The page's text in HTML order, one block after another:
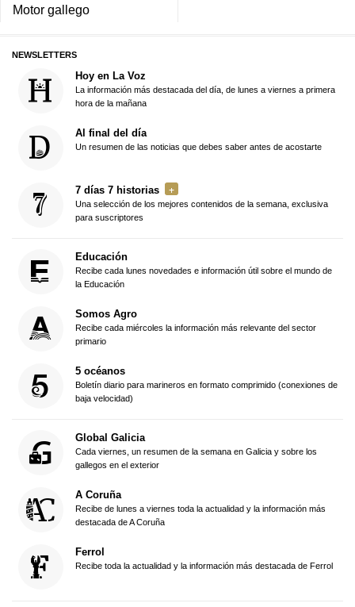
Motor gallego
NEWSLETTERS
Hoy en La Voz
La información más destacada del día, de lunes a viernes a primera
hora de la mañana
Al final del día
Un resumen de las noticias que debes saber antes de acostarte
7 días 7 historias
Una selección de los mejores contenidos de la semana, exclusiva
para suscriptores
Educación
Recibe cada lunes novedades e información útil sobre el mundo de
la Educación
Somos Agro
Recibe cada miércoles la información más relevante del sector
primario
5 océanos
Boletín diario para marineros en formato comprimido (conexiones de
baja velocidad)
Global Galicia
Cada viernes, un resumen de la semana en Galicia y sobre los
gallegos en el exterior
A Coruña
Recibe de lunes a viernes toda la actualidad y la información más
destacada de A Coruña
Ferrol
Recibe toda la actualidad y la información más destacada de Ferrol